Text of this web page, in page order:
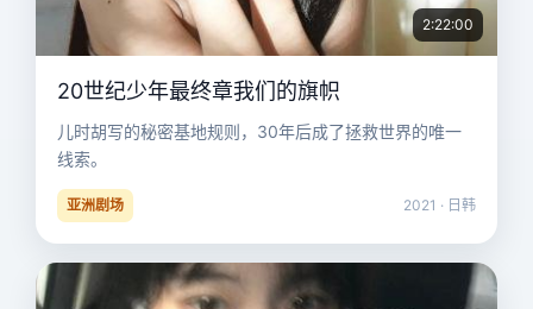
2:22:00
20世纪少年最终章我们的旗帜
儿时胡写的秘密基地规则，30年后成了拯救世界的唯一
线索。
亚洲剧场 2021 · 日韩